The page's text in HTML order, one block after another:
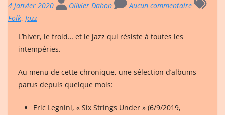
4 janvier 2020
Olivier Dahon
Aucun commentaire
Folk, Jazz
L’hiver, le froid… et le jazz qui résiste à toutes les
intempéries.
Au menu de cette chronique, une sélection d’albums
parus depuis quelque mois:
Eric Legnini, « Six Strings Under » (6/9/2019,